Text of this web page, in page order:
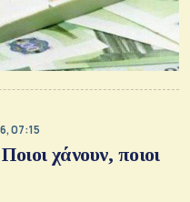
07:15